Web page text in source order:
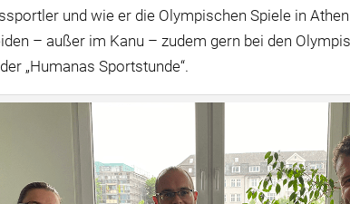
und wie er die Olympischen Spiele in
– außer im Kanu – zudem gern bei den
„Humanas Sportstunde“.